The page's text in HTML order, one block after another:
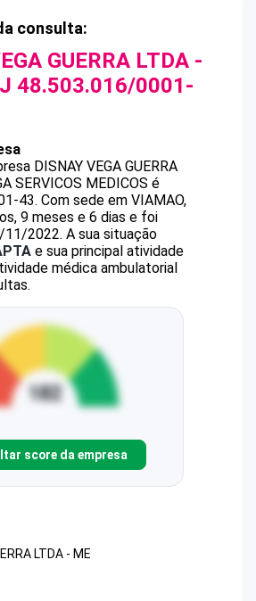
consulta:
GUERRA LTDA -
48.503.016/0001-
DISNAY VEGA GUERRA
SERVICOS MEDICOS é
43. Com sede em VIAMAO,
9 meses e 6 dias e foi
11/2022. A sua situação
e sua principal atividade
médica ambulatorial
score da empresa
LTDA - ME